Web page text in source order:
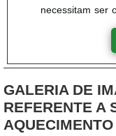
necessitam ser
verifique a
equipamento
Portanto, é
que seja
GALERIA DE
REFERENTE A